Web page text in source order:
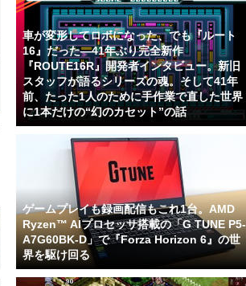
車が変形してロボになった、でも『ルート
16』だった―41年ぶり完全新作
『ROUTE16R』開発者インタビュー。新旧
スタッフが語るシリーズの魂。そして41年
前、たった1人のために手作業で直した世界
に1本だけの“幻のカセット”の話
ゲームプレイも録画配信もこれ1台。AMD
Ryzen™ AIプロセッサ搭載の「G TUNE P5-
A7G60BK-D」で『Forza Horizon 6』の世
界を駆け回る